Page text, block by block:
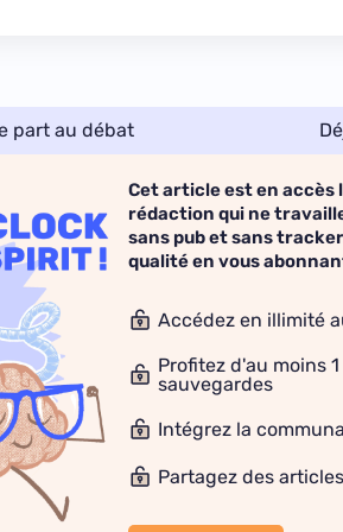
part au débat
Cet article est en accès
rédaction qui ne
sans pub et sans
qualité en vous
Accédez en illimité
Profitez d'au moins
sauvegardes
Intégrez la
Partagez des